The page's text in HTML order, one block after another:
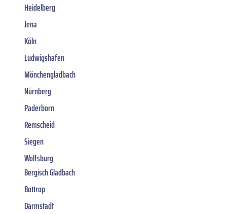
Heidelberg
Jena
Köln
Ludwigshafen
Mönchengladbach
Nürnberg
Paderborn
Remscheid
Siegen
Wolfsburg
Bergisch Gladbach
Bottrop
Darmstadt